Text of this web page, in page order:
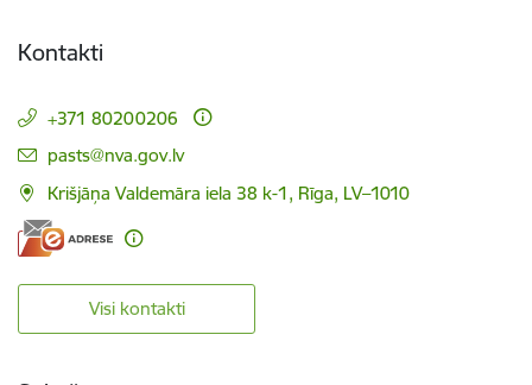
Kontakti
+371 80200206
E-pasts:
pasts@nva.gov.lv
Krišjāņa Valdemāra iela 38 k-1, Rīga, LV–1010
Visi kontakti